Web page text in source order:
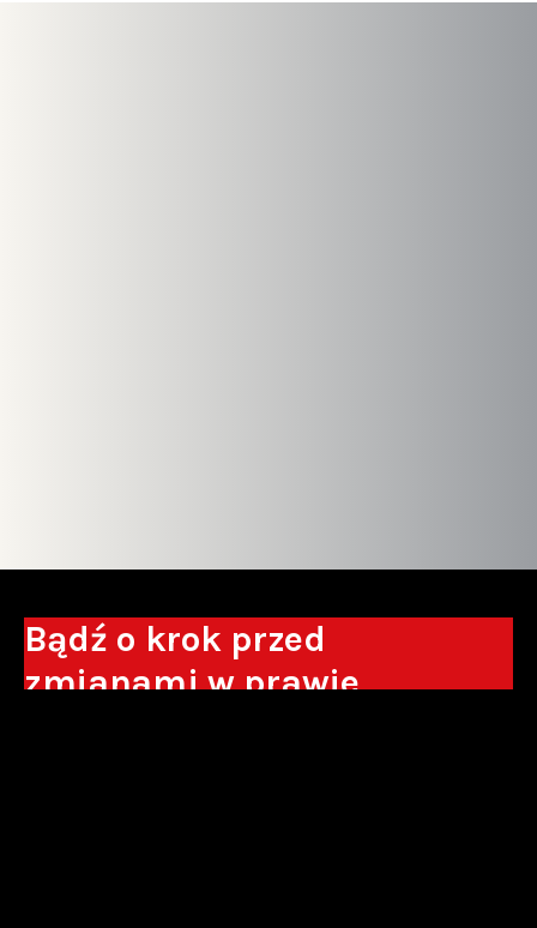
Bądź o krok przed
zmianami w prawie